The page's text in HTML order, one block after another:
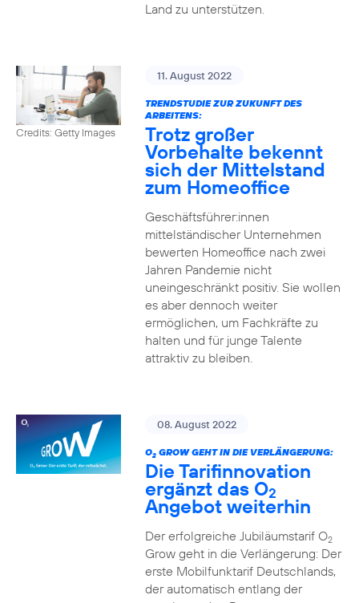
Land zu unterstützen.
Credits: Getty Images
11. August 2022
TRENDSTUDIE ZUR ZUKUNFT DES
ARBEITENS:
Trotz großer
Vorbehalte bekennt
sich der Mittelstand
zum Homeoffice
Geschäftsführer:innen
mittelständischer Unternehmen
bewerten Homeoffice nach zwei
Jahren Pandemie nicht
uneingeschränkt positiv. Sie wollen
es aber dennoch weiter
ermöglichen, um Fachkräfte zu
halten und für junge Talente
attraktiv zu bleiben.
08. August 2022
O2GROW GEHT IN DIE VERLÄNGERUNG:
Die Tarifinnovation
ergänzt das O2
Angebot weiterhin
Der erfolgreiche Jubiläumstarif O2
Grow geht in die Verlängerung: Der
erste Mobilfunktarif Deutschlands,
der automatisch entlang der